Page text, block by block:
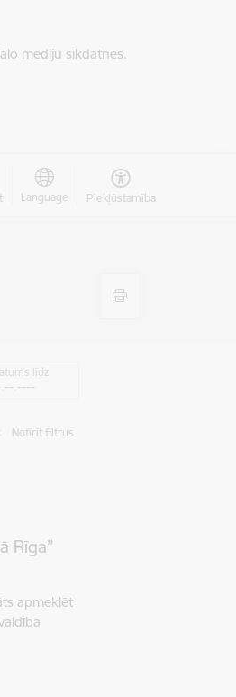
mediju sīkdatnes.
Language Piekļūstamība
līdz
Notīrīt filtrus
Rīga”
apmeklēt